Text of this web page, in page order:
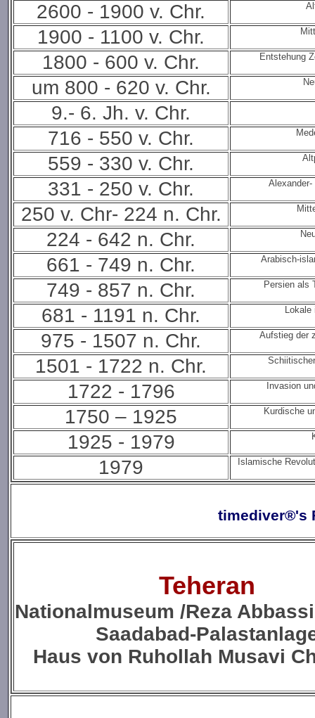
2600 - 1900 v. Chr.
1900 - 1100 v. Chr.
1800 - 600 v. Chr. Entstehung
um 800 - 620 v. Chr.
9.- 6. Jh. v. Chr.
716 - 550 v. Chr.
559 - 330 v. Chr.
331 - 250 v. Chr.
250 v. Chr- 224 n. Chr.
224 - 642 n. Chr.
661 - 749 n. Chr. Arabisch-
749 - 857 n. Chr. Persien als
681 - 1191 n. Chr.
975 - 1507 n. Chr. Aufstieg der
1501 - 1722 n. Chr.
1722 - 1796 Invasion
1750 – 1925 Kurdische
1925 - 1979
1979 Islamische
timediver®'s
Teheran
Nationalmuseum /Reza
Saadabad-
Haus von Ruhollah Musavi